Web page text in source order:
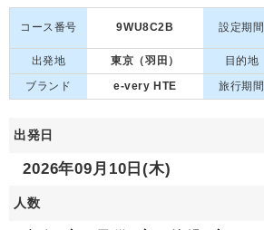
コース番号 9WU8C2B 設定期間
出発地
東京（羽田） 目的地
ブランド
e-very HTE 旅行期間
出発日
2026年09月10日(木)
人数